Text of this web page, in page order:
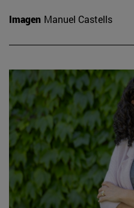
Imagen Manuel Castells